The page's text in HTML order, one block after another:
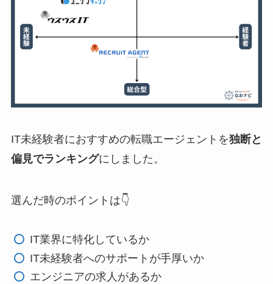
IT未経験者におすすめの転職エージェントを独断と
偏見でランキングにしました。
選んだ時のポイントは👇
IT業界に特化しているか
IT未経験者へのサポートが手厚いか
エンジニアの求人があるか